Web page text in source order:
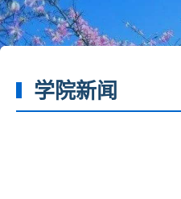
学院新闻